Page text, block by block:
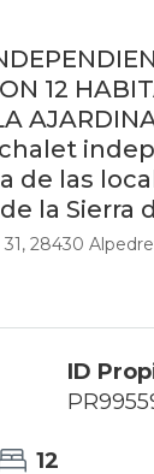
12
de las
la Sierra
28430
ID
12